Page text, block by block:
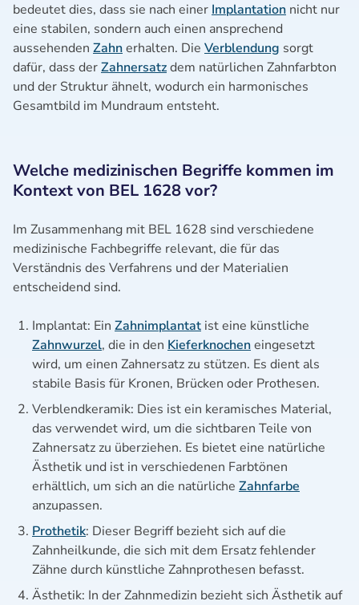
bedeutet dies, dass sie nach einer Implantation nicht nur
eine stabilen, sondern auch einen ansprechend
aussehenden Zahnerhalten. Die Verblendung sorgt
dafür, dass derZahnersatzdem natürlichen Zahnfarbton
und der Struktur ähnelt, wodurch ein harmonisches
Gesamtbild im Mundraum entsteht.
Welche medizinischen Begriffe kommen im
Kontext von BEL 1628 vor?
Im Zusammenhang mit BEL 1628 sind verschiedene
medizinische Fachbegriffe relevant, die für das
Verständnis des Verfahrens und der Materialien
entscheidend sind.
Implantat: Ein Zahnimplantat ist eine künstliche
Zahnwurzel, die in den Kieferknocheneingesetzt
wird, um einen Zahnersatz zu stützen. Es dient als
stabile Basis für Kronen, Brücken oder Prothesen.
Verblendkeramik: Dies ist ein keramisches Material,
das verwendet wird, um die sichtbaren Teile von
Zahnersatz zu überziehen. Es bietet eine natürliche
Ästhetik und ist in verschiedenen Farbtönen
erhältlich, um sich an die natürliche Zahnfarbe
anzupassen.
Prothetik: Dieser Begriff bezieht sich auf die
Zahnheilkunde, die sich mit dem Ersatz fehlender
Zähne durch künstliche Zahnprothesen befasst.
Ästhetik: In der Zahnmedizin bezieht sich Ästhetik auf